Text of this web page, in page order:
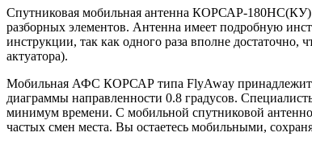
Спутниковая мобильная антенна КОРСАР-180НС(КУ)
разборных элементов. Антенна имеет подробную
инструкции, так как одного раза вполне
актуатора).
Мобильная АФС КОРСАР типа FlyAway принадлежит к
диаграммы направленности 0.8 градусов.
минимум времени. С мобильной спутниковой
частых смен места. Вы остаетесь мобильными,